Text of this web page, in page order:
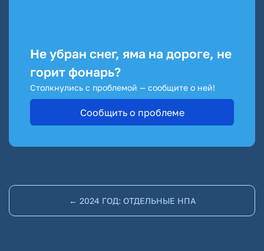
Не убран снег, яма на дороге, не
горит фонарь?
Столкнулись с проблемой — сообщите о ней!
Сообщить о проблеме
← 2024 ГОД: ОТДЕЛЬНЫЕ НПА